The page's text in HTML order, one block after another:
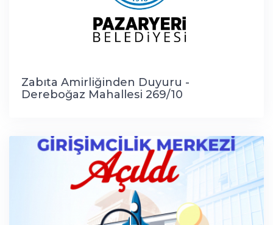
Zabıta Amirliğinden Duyuru -
Dereboğaz Mahallesi 269/10